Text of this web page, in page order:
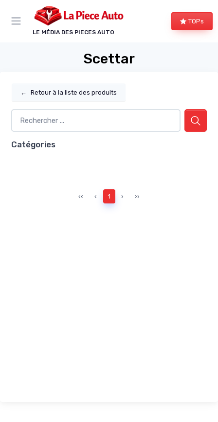
LE MÉDIA DES PIECES AUTO
TOPs
Scettar
← Retour à la liste des produits
Catégories
‹‹ ‹ 1 › ››
Panneau de gestion des cookies